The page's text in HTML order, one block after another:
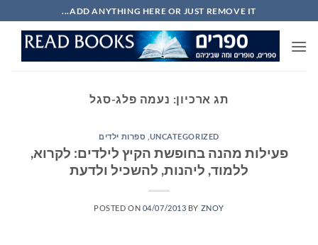
to
content
ADD ANYTHING HERE OR JUST REMOVE IT...
תג ארכיון: נעמה פלג-סגל
UNCATEGORIZED ספרות ילדים
פעילות מהנה בחופשת הקיץ לילדים: לקרוא,
ללמוד, ליהנות, להשכיל ולדעת
POSTED ON 04/07/2013 BY ZNOY